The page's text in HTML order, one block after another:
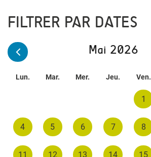
FILTRER PAR DATES
Mai 2026
Lun. Mar. Mer. Jeu. Ven.
1
4 5 6 7 8
11 12 13 14 15